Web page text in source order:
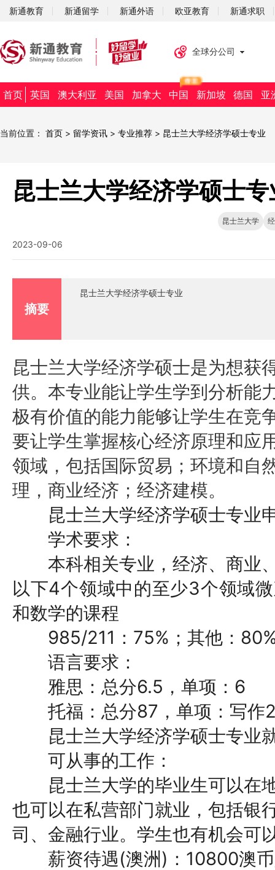
新通教育 新通留学 新通外语 欧亚教育 新通求职
全球分公司
首页 英国 澳大利亚 美国 加拿大 中国 新加坡 德国 亚
当前位置： 首页 > 留学资讯 > 专业推荐 > 昆士兰大学经济学硕士专业
昆士兰大学经济学硕士专
昆士兰大学
2023-09-06
摘要
昆士兰大学经济学硕士专业
昆士兰大学经济学硕士是为想获
供。本专业能让学生学到分析能
极有价值的能力能够让学生在竞
要让学生掌握核心经济原理和应
领域，包括国际贸易；环境和自
理，商业经济；经济建模。
昆士兰大学经济学硕士专业
学术要求：
本科相关专业，经济、商业
以下4个领域中的至少3个领域
和数学的课程
985/211：75%；其他：
语言要求：
雅思：总分6.5，单项：6
托福：总分87，单项：写作
昆士兰大学经济学硕士专业
可从事的工作：
昆士兰大学的毕业生可以在
也可以在私营部门就业，包括银
司、金融行业。学生也有机会可
薪资待遇(澳洲)：10800澳